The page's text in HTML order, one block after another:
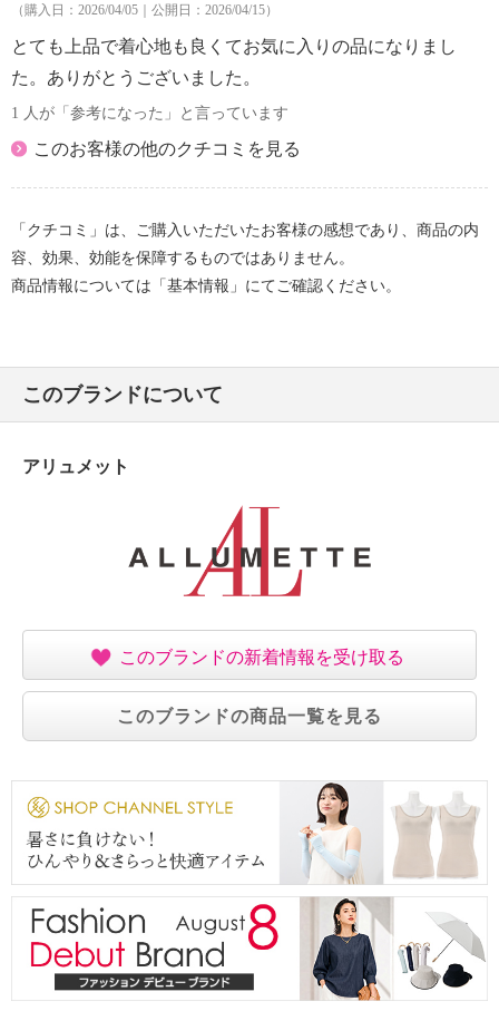
（購入日：2026/04/05｜公開日：2026/04/15）
とても上品で着心地も良くてお気に入りの品になりまし
た。ありがとうございました。
1 人が「参考になった」と言っています
このお客様の他のクチコミを見る
「クチコミ」は、ご購入いただいたお客様の感想であり、商品の内
容、効果、効能を保障するものではありません。
商品情報については「基本情報」にてご確認ください。
このブランドについて
アリュメット
このブランドの新着情報を受け取る
このブランドの商品一覧を見る